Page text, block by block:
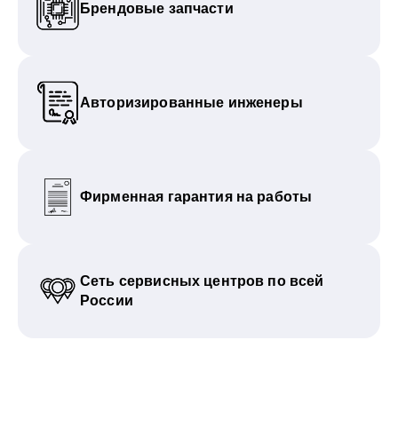
Брендовые запчасти
Авторизированные инженеры
Фирменная гарантия на работы
Сеть сервисных центров по всей
России